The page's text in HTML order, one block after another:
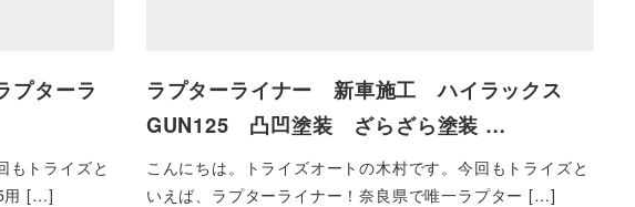
ターラ
もトライズと
用 […]
ラプターライナー 新車施工 ハイラックス
GUN125 凸凹塗装 ざらざら塗装 …
こんにちは。トライズオートの木村です。今回もトライズと
いえば、ラプターライナー！奈良県で唯一ラプター […]